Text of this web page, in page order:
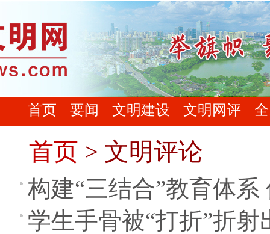
首页 要闻 文明建设 文明网评
首页 > 文明评论
构建“三结合”教育体
学生手骨被“打折”折